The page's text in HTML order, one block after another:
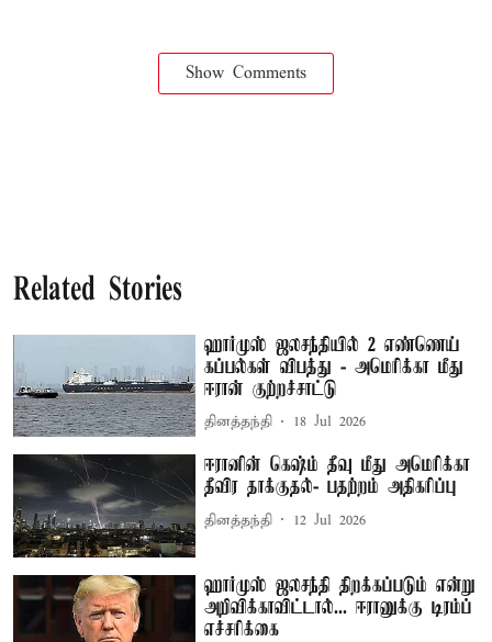
Show Comments
Related Stories
ஹார்முஸ் ஜலசந்தியில் 2 எண்ணெய்
கப்பல்கள் விபத்து - அமெரிக்கா மீது
ஈரான் குற்றச்சாட்டு
தினத்தந்தி 18 Jul 2026
ஈரானின் கெஷ்ம் தீவு மீது அமெரிக்கா
தீவிர தாக்குதல்- பதற்றம் அதிகரிப்பு
தினத்தந்தி 12 Jul 2026
ஹார்முஸ் ஜலசந்தி திறக்கப்படும் என்று
அறிவிக்காவிட்டால்... ஈரானுக்கு டிரம்ப்
எச்சரிக்கை